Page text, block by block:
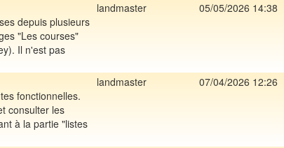
depuis plusieurs
"Les courses"
Il n'est pas
landmaster 05/05/2026 14:38
fonctionnelles.
consulter les
à la partie "listes
landmaster 07/04/2026 12:26